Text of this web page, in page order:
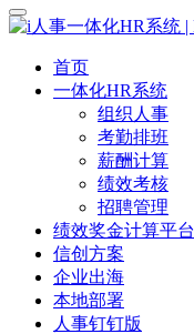
首页
一体化HR系统
组织人事
考勤排班
薪酬计算
绩效考核
招聘管理
绩效奖金计算平台
信创方案
企业出海
本地部署
人事钉钉版